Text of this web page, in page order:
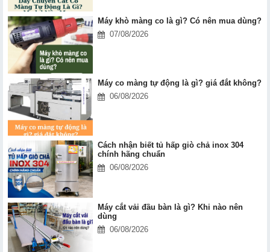
Máy khò màng co là gì? Có nên mua dùng?
07/08/2026
Máy co màng tự động là gì? giá đắt không?
06/08/2026
Cách nhận biết tủ hấp giò chả inox 304
chính hãng chuẩn
06/08/2026
Máy cắt vải đầu bàn là gì? Khi nào nên
dùng
06/08/2026